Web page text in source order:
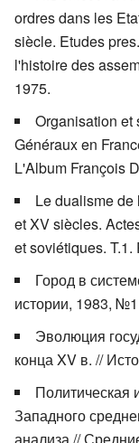
ordres dans les
siècle. Etudes
l'histoire des
1975.
Organisation et
Généraux en
L'Album François
Le dualisme de
et XV siècles.
et soviétiques. T.1.
Город в
истории, 1983,
Эволюция
конца XV в. //
Политическая
Западного